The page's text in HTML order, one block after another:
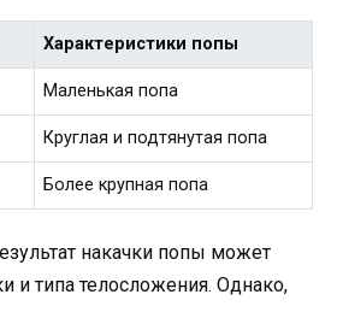
Характеристики попы
Маленькая попа
Круглая и подтянутая попа
Более крупная попа
накачки попы может
и типа телосложения. Однако,